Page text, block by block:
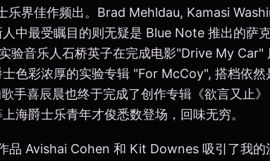
乐界佳作频出。Brad Mehldau, Kamasi
中最受瞩目的则无疑是 Blue Note 推出的萨
验音乐人石桥英子在完成电影"Drive My Car"
色彩浓厚的实验专辑 "For McCoy", 搭档依然
手喜辰晨也终于完成了创作专辑《欲言又止》
海爵士乐青年才俊悉数登场，回味无穷。
品 Avishai Cohen 和 Kit Downes 吸引了我的